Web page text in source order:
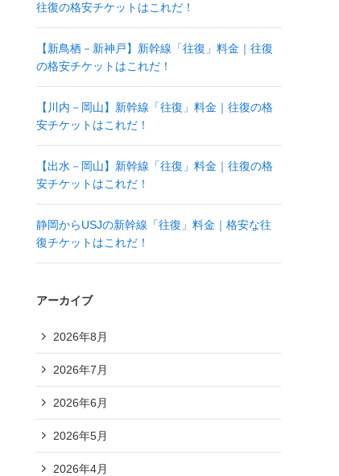
往復の格安チケットはこれだ！
【新鳥栖－新神戸】新幹線「往復」料金｜往復
の格安チケットはこれだ！
【川内－岡山】新幹線「往復」料金｜往復の格
安チケットはこれだ！
【出水－岡山】新幹線「往復」料金｜往復の格
安チケットはこれだ！
静岡からUSJの新幹線「往復」料金｜格安な往
復チケットはこれだ！
アーカイブ
2026年8月
2026年7月
2026年6月
2026年5月
2026年4月